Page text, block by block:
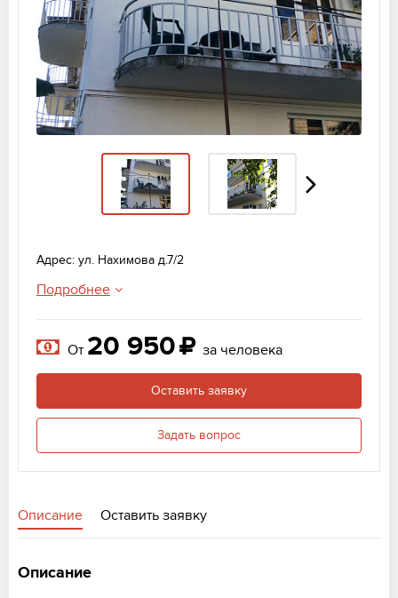
Адрес: ул. Нахимова д.7/2
Подробнее
От 20 950 за человека
Оставить заявку
Задать вопрос
Описание Оставить заявку
Описание